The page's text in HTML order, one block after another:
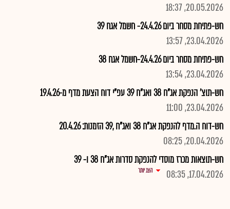
20.05.2026, 18:37
חש-פתיחת מסחר ביום 24.4.26- חשמל אגח 39
23.04.2026, 13:57
חש-פתיחת מסחר ביום 24.4.26-חשמל אגח 38
23.04.2026, 13:54
חש-תוצ' הנפקת אג"ח 38 ואג"ח 39 עפ"י דוח הצעת מדף מ-19.4.26
23.04.2026, 11:00
חש-דוח ה.מדף להנפקת אג"ח 38 ואג"ח ,39 הזמנות: 20.4.26
20.04.2026, 08:25
חש-תוצאות מכרז מוסדי להנפקת סדרות אג"ח 38 ו- 39
17.04.2026, 08:35
הצג יותר